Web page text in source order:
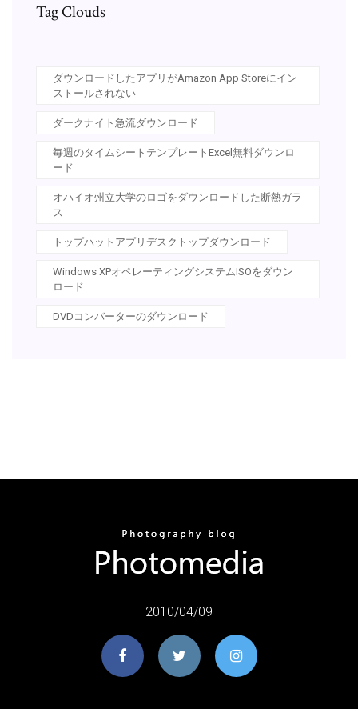
Tag Clouds
ダウンロードしたアプリがAmazon App Storeにイン
ストールされない
ダークナイト急流ダウンロード
毎週のタイムシートテンプレートExcel無料ダウンロ
ード
オハイオ州立大学のロゴをダウンロードした断熱ガラ
ス
トップハットアプリデスクトップダウンロード
Windows XPオペレーティングシステムISOをダウン
ロード
DVDコンバーターのダウンロード
2010/04/09